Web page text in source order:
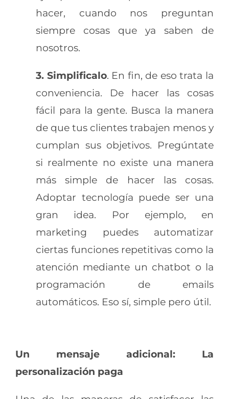
hacer, cuando nos preguntan
siempre cosas que ya saben de
nosotros.
3. Simplificalo. En fin, de eso trata la
conveniencia. De hacer las cosas
fácil para la gente. Busca la manera
de que tus clientes trabajen menos y
cumplan sus objetivos. Pregúntate
si realmente no existe una manera
más simple de hacer las cosas.
Adoptar tecnología puede ser una
gran idea. Por ejemplo, en
marketing puedes automatizar
ciertas funciones repetitivas como la
atención mediante un chatbot o la
programación de emails
automáticos. Eso sí, simple pero útil.
Un mensaje adicional: La
personalización paga